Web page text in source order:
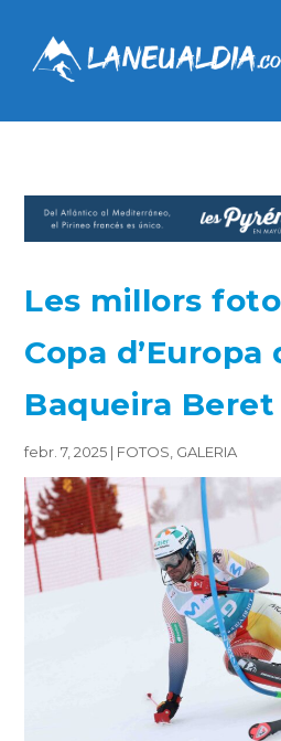
Les millors
Copa d’Europa
Baqueira Beret
febr. 7, 2025 | FOTOS GALERIA